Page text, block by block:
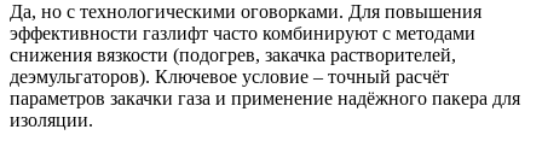
Да, но с технологическими оговорками. Для повышения
эффективности газлифт часто комбинируют с методами
снижения вязкости (подогрев, закачка растворителей,
деэмульгаторов). Ключевое условие – точный расчёт
параметров закачки газа и применение надёжного пакера для
изоляции.